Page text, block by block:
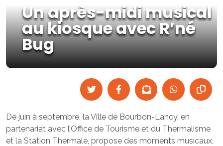
Un après-midi musical
au kiosque avec R’né
Bug
De juin à septembre, la Ville de Bourbon-Lancy, en
partenariat avec l’Office de Tourisme et du Thermalisme
et la Station Thermale, propose des moments musicaux,